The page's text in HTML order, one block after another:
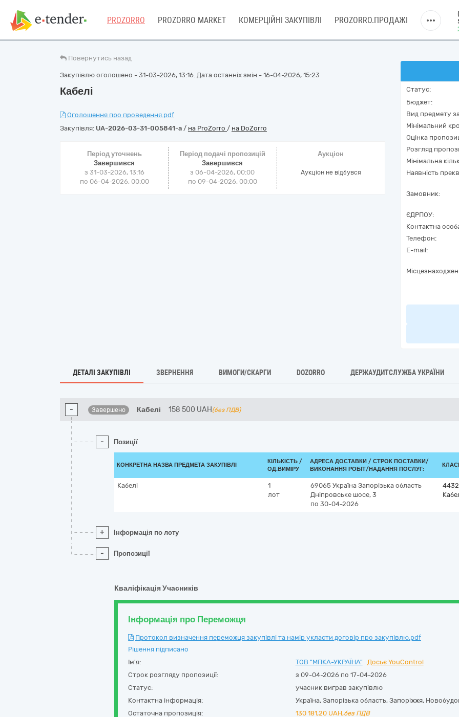
PROZORRO PROZORRO MARKET КОМЕРЦІЙНІ ЗАКУПІВЛІ PROZORRO.ПРОДАЖІ
Повернутись назад
Закупівлю оголошено - 31-03-2026, 13:16. Дата останніх змін - 16-04-2026, 15:23
Кабелі
Оголошення про проведення.pdf
Закупівля: UA-2026-03-31-005841-a / на ProZorro / на DoZorro
Період уточнень
Завершився
з 31-03-2026, 13:16
по 06-04-2026, 00:00
Період подачі пропозицій
Завершився
з 06-04-2026, 00:00
по 09-04-2026, 00:00
Аукціон
Аукціон не відбувся
Статус:
Бюджет:
Вид предмету
Мінімальний
Оцінка
Розгляд
Мінімальна
Наявність
Замовник:
ЄДРПОУ:
Контактна
Телефон:
E-mail:
ДЕТАЛІ ЗАКУПІВЛІ ЗВЕРНЕННЯ ВИМОГИ/СКАРГИ DOZORRO ДЕРЖАУДИТСЛУЖБА УКРАЇНИ
- Завершено Кабелі 158 500 UAH (без ПДВ)
- Позиції
КОНКРЕТНА НАЗВА ПРЕДМЕТА ЗАКУПІВЛІ
КІЛЬКІСТЬ /
ОД.ВИМІРУ
АДРЕСА ДОСТАВКИ / СТРОК ПОСТАВКИ/
ВИКОНАННЯ РОБІТ/НАДАННЯ ПОСЛУГ:
Кабелі
1
лот
69065 Україна Запорізька область
Дніпровське шосе, 3
по 30-04-2026
+ Інформація по лоту
- Пропозиції
Кваліфікація Учасників
Інформація про Переможця
Протокол визначення переможця закупівлі та намір укласти договір про закупівлю.pdf
Рішення підписано
Ім'я:
ТОВ "МПКА-УКРАЇНА"
Досьє YouControl
Строк розгляду пропозиції:
з 09-04-2026 по 17-04-2026
Статус:
учасник виграв закупівлю
Контактна інформація:
Україна, Запорізька область, Запоріжжя,
Остаточна пропозиція:
130 181,20 UAH,без ПДВ